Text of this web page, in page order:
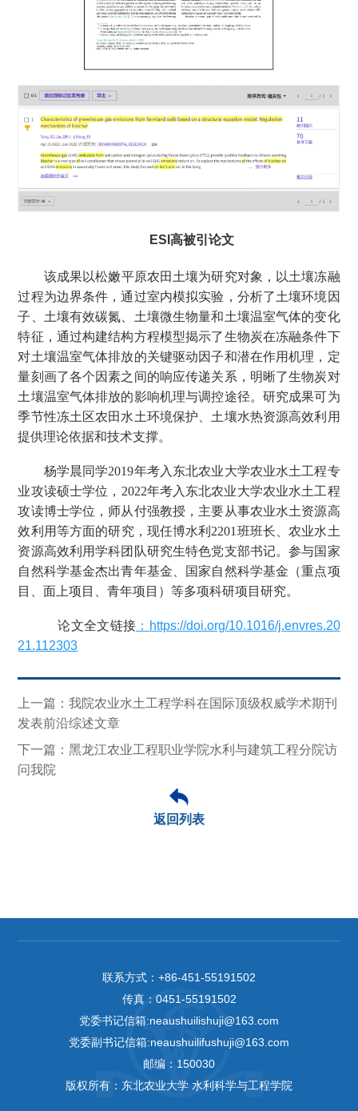
ESI高被引论文
该成果以松嫩平原农田土壤为研究对象，以土壤冻融
过程为边界条件，通过室内模拟实验，分析了土壤环境因
子、土壤有效碳氮、土壤微生物量和土壤温室气体的变化
特征，通过构建结构方程模型揭示了生物炭在冻融条件下
对土壤温室气体排放的关键驱动因子和潜在作用机理，定
量刻画了各个因素之间的响应传递关系，明晰了生物炭对
土壤温室气体排放的影响机理与调控途径。研究成果可为
季节性冻土区农田水土环境保护、土壤水热资源高效利用
提供理论依据和技术支撑。
杨学晨同学2019年考入东北农业大学农业水土工程专
业攻读硕士学位，2022年考入东北农业大学农业水土工程
攻读博士学位，师从付强教授，主要从事农业水土资源高
效利用等方面的研究，现任博水利2201班班长、农业水土
资源高效利用学科团队研究生特色党支部书记。参与国家
自然科学基金杰出青年基金、国家自然科学基金（重点项
目、面上项目、青年项目）等多项科研项目研究。
论文全文链接 ： https://doi.org/10.1016/j.envres.20
21.112303
上一篇：我院农业水土工程学科在国际顶级权威学术期刊
发表前沿综述文章
下一篇：黑龙江农业工程职业学院水利与建筑工程分院访
问我院
返回列表
联系方式： +86-451-55191502
传真： 0451-55191502
党委书记信箱:neaushuilishuji@163.com
党委副书记信箱:neaushuilifushuji@163.com
邮编：150030
版权所有：东北农业大学 水利科学与工程学院